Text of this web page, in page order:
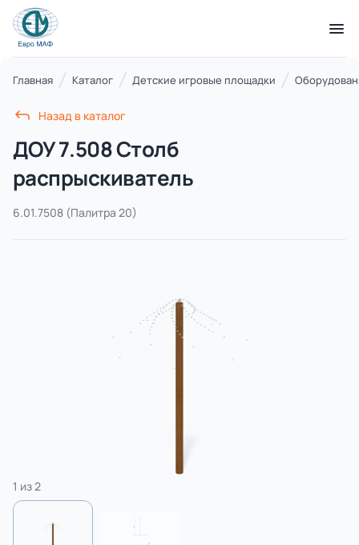
КАТАЛОГ ТОВАРОВ
21 категория
Благоустройство территорий
Комплексы для лазания
Главная Каталог Детские игровые площадки
Назад в каталог
ДОУ 7.508 Столб
распрыскиватель
6.01.7508 (Палитра 20)
1 из2